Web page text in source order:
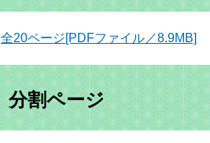
全20ページ[PDFファイル／8.9MB]
分割ページ